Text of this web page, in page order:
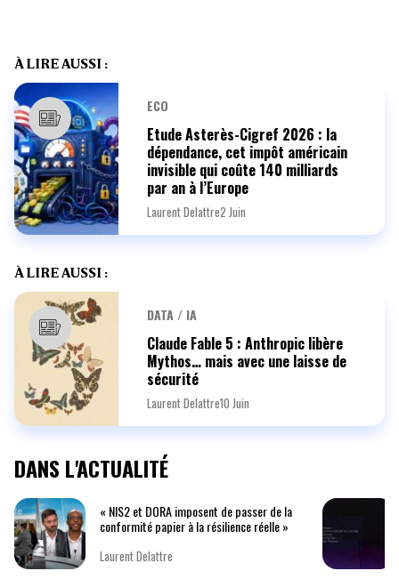
À LIRE AUSSI :
ECO
Etude Asterès-Cigref 2026 : la
dépendance, cet impôt américain
invisible qui coûte 140 milliards
par an à l’Europe
Laurent Delattre2 Juin
À LIRE AUSSI :
DATA / IA
Claude Fable 5 : Anthropic libère
Mythos… mais avec une laisse de
sécurité
Laurent Delattre10 Juin
DANS L'ACTUALITÉ
« NIS2 et DORA imposent de passer de la
conformité papier à la résilience réelle »
Laurent Delattre